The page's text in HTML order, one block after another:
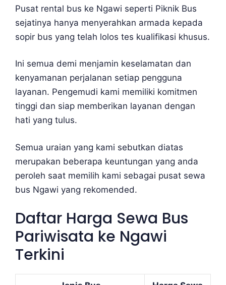
Pusat rental bus ke Ngawi seperti Piknik Bus
sejatinya hanya menyerahkan armada kepada
sopir bus yang telah lolos tes kualifikasi khusus.
Ini semua demi menjamin keselamatan dan
kenyamanan perjalanan setiap pengguna
layanan. Pengemudi kami memiliki komitmen
tinggi dan siap memberikan layanan dengan
hati yang tulus.
Semua uraian yang kami sebutkan diatas
merupakan beberapa keuntungan yang anda
peroleh saat memilih kami sebagai pusat sewa
bus Ngawi yang rekomended.
Daftar Harga Sewa Bus
Pariwisata ke Ngawi
Terkini